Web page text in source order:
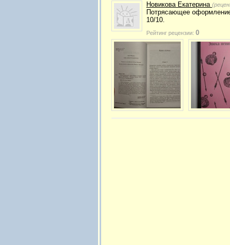
Новикова Екатерина
Потрясающее
10/10.
Рейтинг рецензии: 0